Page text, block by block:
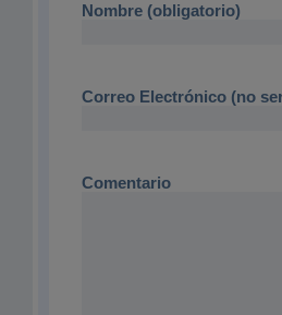
Nombre (obligatorio)
Correo Electrónico (no
Comentario